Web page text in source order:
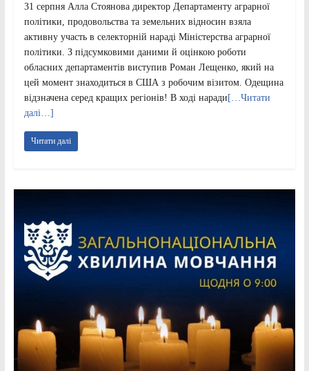
31 серпня Алла Стоянова директор Департаменту аграрної
політики, продовольства та земельних відносин взяла
активну участь в селекторній нараді Міністерства аграрної
політики. З підсумковими даними й оцінкою роботи
обласних департаментів виступив Роман Лещенко, який на
цей момент знаходиться в США з робочим візитом. Одещина
відзначена серед кращих регіонів! В ході наради […Читати
далі…]
Читати далі